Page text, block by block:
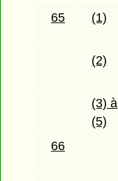
65
(1)
(2)
(3) à
(5)
66